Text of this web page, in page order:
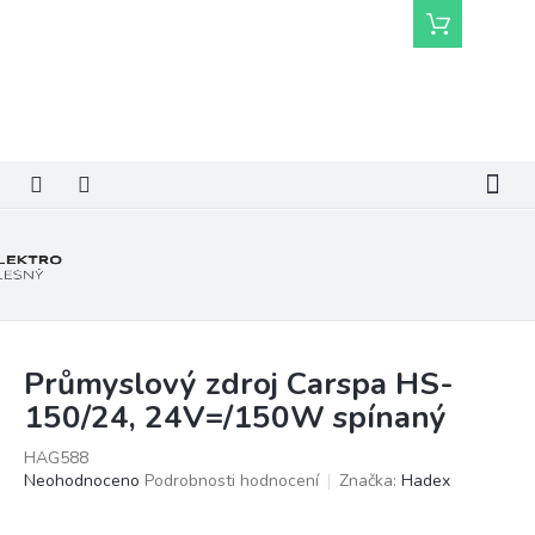
Nákupní
košík
Průmyslový zdroj Carspa HS-
150/24, 24V=/150W spínaný
HAG588
Průměrné
Neohodnoceno Podrobnosti hodnocení Značka: Hadex